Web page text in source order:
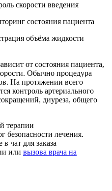
скорости введения
состояния пациента
объёма жидкости
от состояния пациента,
Обычно процедура
На протяжении всего
контроль артериального
диуреза, общего
терапии
безопасности лечения.
чат для заказа
или вызова врача на